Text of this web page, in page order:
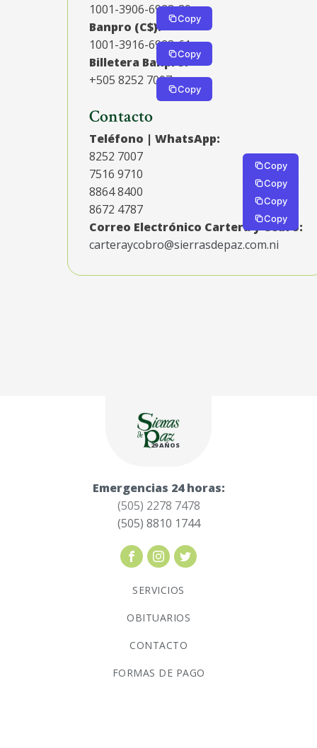
1001-3906-6923-39
Copy
Banpro (C$):
1001-3916-6923-61
Copy
Billetera Banpro:
+505 8252 7007
Copy
Contacto
Teléfono | WhatsApp:
8252 7007
Copy
7516 9710
Copy
8864 8400
Copy
8672 4787
Copy
Correo Electrónico Cartera y Cobro:
carteraycobro@sierrasdepaz.com.ni
29 AÑOS
Emergencias 24 horas:
(505) 2278 7478
(505) 8810 1744
SERVICIOS
OBITUARIOS
CONTACTO
FORMAS DE PAGO